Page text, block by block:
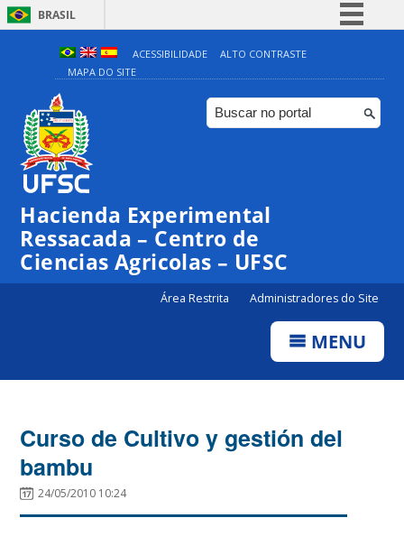
BRASIL
Simplifique!
Comunica BR
Participe
ACESSIBILIDADE
ALTO CONTRASTE
MAPA DO SITE
Hacienda Experimental
Ressacada – Centro de
Ciencias Agricolas – UFSC
Área Restrita Administradores do Site
MENU
Curso de Cultivo y gestión del
bambu
24/05/2010 10:24